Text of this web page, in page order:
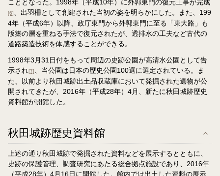
こととなった。1998年（平成10年）に外郭東門の復元工事が完成
[6]
、出羽柵として創建された当初の姿を明らかにした。また、199
4年（平成6年）以降、政庁東門から外郭東門に至る「東大路」も
版築の層を重ねる手法で復元されたが、透排水の工夫など古代の
道路築造技術を体感することができる。
1998年3月31日付をもって周辺の史跡公園が高清水公園として告
示され[7]
、当公園は日本の歴史公園100選に選定されている。ま
た、以前より秋田城跡出土品収蔵庫において発掘された遺物が公
開されてきたが、2016年（平成28年）4月、新たに秋田城跡歴史
資料館が開館した。
秋田城跡歴史資料館
上述の通り秋田城跡で発掘された資料などを展示するとともに、
史跡の保護管理、調査研究にあたる総合拠点施設であり、2016年
（平成28年）4月16日に開館した。館内では出土した資料の展示